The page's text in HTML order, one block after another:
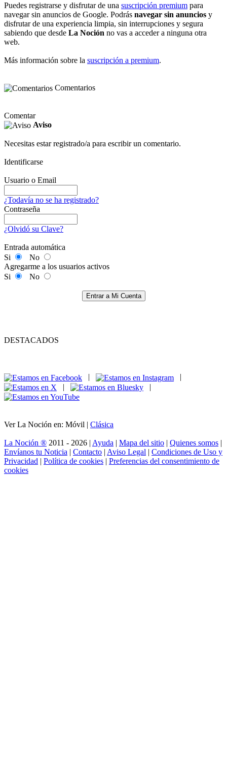
Puedes registrarse y disfrutar de una suscripción premium para
navegar sin anuncios de Google. Podrás navegar sin anuncios y
disfrutar de una experiencia limpia, sin interrupciones y segura
sabiendo que desde La Noción no vas a acceder a ninguna otra
web.
Más información sobre la suscripción a premium.
Comentarios
Comentar
Aviso
Necesitas estar registrado/a para escribir un comentario.
Identificarse
Usuario o Email
¿Todavía no se ha registrado?
Contraseña
¿Olvidó su Clave?
Entrada automática
Si
No
Agregarme a los usuarios activos
Si
No
Entrar a Mi Cuenta
DESTACADOS
|
|
Ver La Noción en: Móvil | Clásica
La Noción ® 2011 - 2026 | Ayuda | Mapa del sitio | Quienes somos |
Envíanos tu Noticia | Contacto | Aviso Legal | Condiciones de Uso y
Privacidad | Política de cookies | Preferencias del consentimiento de
cookies